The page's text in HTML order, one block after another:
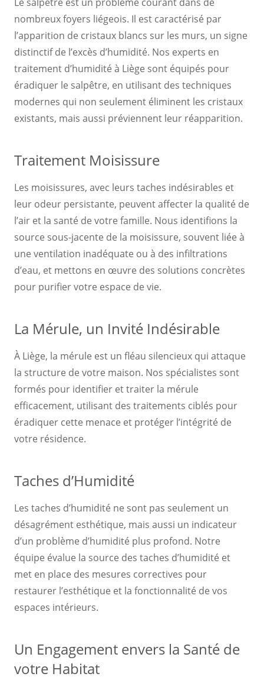
nombreux foyers liégeois. Il est caractérisé par
l’apparition de cristaux blancs sur les murs, un signe
distinctif de l’excès d’humidité. Nos experts en
traitement d’humidité à Liège sont équipés pour
éradiquer le salpêtre, en utilisant des techniques
modernes qui non seulement éliminent les cristaux
existants, mais aussi préviennent leur réapparition.
Traitement Moisissure
Les moisissures, avec leurs taches indésirables et
leur odeur persistante, peuvent affecter la qualité de
l’air et la santé de votre famille. Nous identifions la
source sous-jacente de la moisissure, souvent liée à
une ventilation inadéquate ou à des infiltrations
d’eau, et mettons en œuvre des solutions concrètes
pour purifier votre espace de vie.
La Mérule, un Invité Indésirable
À Liège, la mérule est un fléau silencieux qui attaque
la structure de votre maison. Nos spécialistes sont
formés pour identifier et traiter la mérule
efficacement, utilisant des traitements ciblés pour
éradiquer cette menace et protéger l’intégrité de
votre résidence.
Taches d’Humidité
Les taches d’humidité ne sont pas seulement un
désagrément esthétique, mais aussi un indicateur
d’un problème d’humidité plus profond. Notre
équipe évalue la source des taches d’humidité et
met en place des mesures correctives pour
restaurer l’esthétique et la fonctionnalité de vos
espaces intérieurs.
Un Engagement envers la Santé de
votre Habitat